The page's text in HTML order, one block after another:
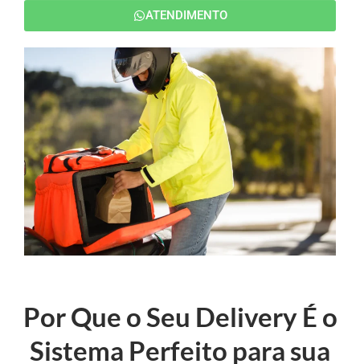
ATENDIMENTO
Por Que o Seu Delivery É o
Sistema Perfeito para sua